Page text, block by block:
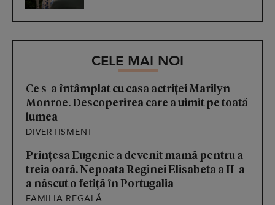
CELE MAI NOI
Ce s-a întâmplat cu casa actriței Marilyn
Monroe. Descoperirea care a uimit pe toată
lumea
DIVERTISMENT
Prințesa Eugenie a devenit mamă pentru a
treia oară. Nepoata Reginei Elisabeta a II-a
a născut o fetiță în Portugalia
FAMILIA REGALĂ